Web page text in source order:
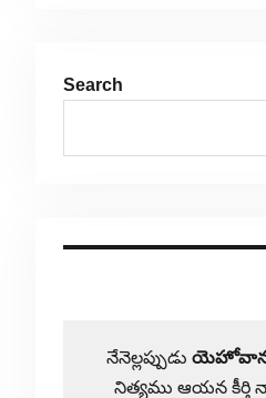
Search
నేనెల్లప్పుడు
నిత్యము ఆయన కీర్తి